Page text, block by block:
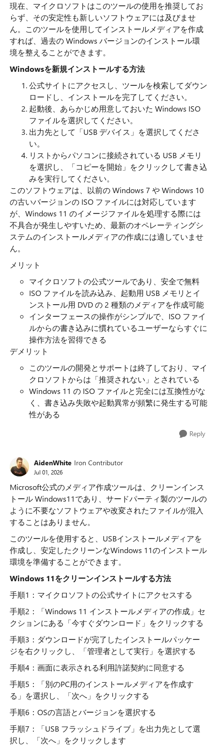
現在、マイクロソフトはこのツールの使用を推奨してお
らず、その安定性も新しいソフトウェアには及びませ
ん。このツールを使用してインストールメディアを作成
すれば、過去の Windows バージョンのインストール環
境を整えることができます。
Windowsを新規インストールする方法
公式サイトにアクセスし、ツールを検索してダウン
ロードし、インストールを完了してください。
起動後、あらかじめ用意しておいた Windows ISO
ファイルを選択してください。
出力先として「USB デバイス」を選択してくださ
い。
リストからパソコンに接続されている USB メモリ
を選択し、「コピーを開始」をクリックして書き込
みを実行してください。
このソフトウェアは、以前の Windows 7 や Windows 10
の古いバージョンの ISO ファイルには対応しています
が、Windows 11 のイメージファイルを処理する際には
不具合が発生しやすいため、最新のオペレーティングシ
ステムのインストールメディアの作成には適していませ
ん。
メリット
マイクロソフトの公式ツールであり、安全で無料
ISO ファイルを読み込み、起動用 USB メモリとイ
ンストール用 DVD の 2 種類のメディアを作成可能
インターフェースの操作がシンプルで、ISO ファイ
ルからの書き込みに慣れているユーザーならすぐに
操作方法を習得できる
デメリット
このツールの開発とサポートは終了しており、マイ
クロソフトからは「推奨されない」とされている
Windows 11 の ISO ファイルと完全には互換性がな
く、書き込み失敗や起動異常が頻繁に発生する可能
性がある
Reply
AidenWhite Iron Contributor
Jul 01, 2026
Microsoft公式のメディア作成ツールは、クリーンインス
トール Windows11であり、サードパーティ製のツールの
ように不要なソフトウェアや改変されたファイルが混入
することはありません。
このツールを使用すると、USBインストールメディアを
作成し、安定したクリーンなWindows 11のインストール
環境を準備することができます。
Windows 11をクリーンインストールする方法
手順1：マイクロソフトの公式サイトにアクセスする
手順2：「Windows 11 インストールメディアの作成」セ
クションにある「今すぐダウンロード」をクリックする
手順3：ダウンロードが完了したインストールパッケー
ジを右クリックし、「管理者として実行」を選択する
手順4：画面に表示される利用許諾契約に同意する
手順5：「別のPC用のインストールメディアを作成す
る」を選択し、「次へ」をクリックする
手順6：OSの言語とバージョンを選択する
手順7：「USB フラッシュドライブ」を出力先として選
択し、「次へ」をクリックします